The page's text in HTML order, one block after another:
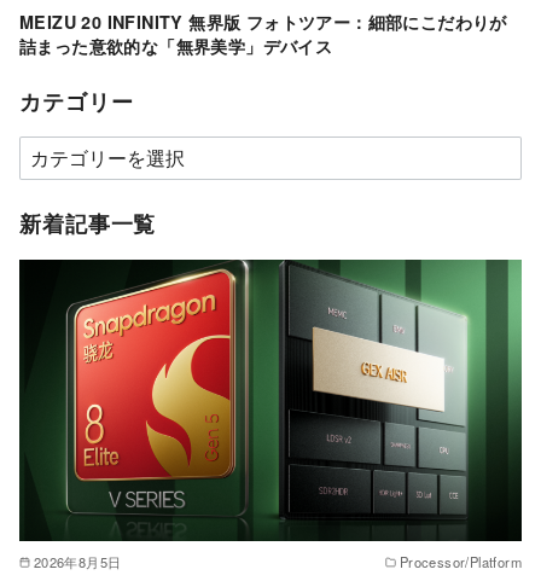
MEIZU 20 INFINITY 無界版 フォトツアー：細部にこだわりが
詰まった意欲的な「無界美学」デバイス
カテゴリー
カ
テ
ゴ
新着記事一覧
2026年8月5日 Processor/Platform